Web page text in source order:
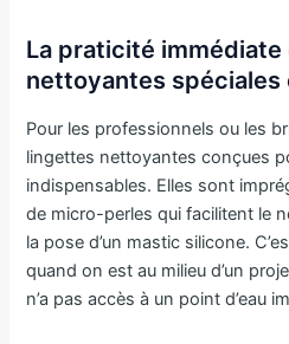
La praticité
nettoyantes spéciales
Pour les professionnels ou les
lingettes nettoyantes conçues
indispensables. Elles sont
de micro-perles qui facilitent le
la pose d’un mastic silicone.
quand on est au milieu d’un
n’a pas accès à un point d’eau